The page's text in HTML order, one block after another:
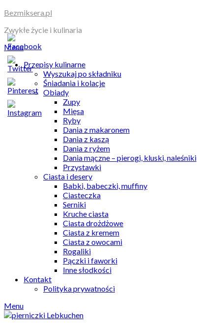
Skip
content
Bezmiksera.pl
Zwykłe życie i kulinaria
Menu
Przepisy kulinarne
Wyszukaj po składniku
Śniadania i kolacje
Obiady
Zupy
Mięsa
Ryby
Dania z makaronem
Dania z kaszą
Dania z ryżem
Dania mączne – pierogi, kluski, naleśniki
Przystawki
Ciasta i desery
Babki, babeczki, muffiny
Ciasteczka
Serniki
Kruche ciasta
Ciasta drożdżowe
Ciasta z kremem
Ciasta z owocami
Rogaliki
Pączki i faworki
Inne słodkości
Kontakt
Polityka prywatności
Menu